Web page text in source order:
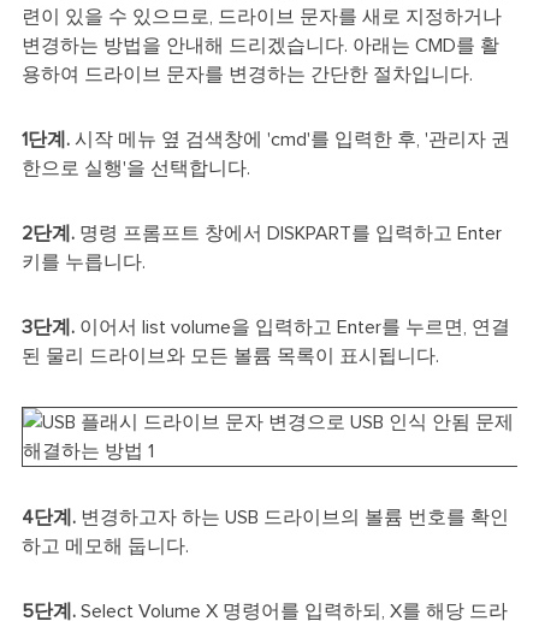
련이 있을 수 있으므로, 드라이브 문자를 새로 지정하거나
변경하는 방법을 안내해 드리겠습니다. 아래는 CMD를 활
용하여 드라이브 문자를 변경하는 간단한 절차입니다.
1단계.시작 메뉴 옆 검색창에 'cmd'를 입력한 후, '관리자 권
한으로 실행'을 선택합니다.
2단계.명령 프롬프트 창에서 DISKPART를 입력하고 Enter
키를 누릅니다.
3단계.이어서 list volume을 입력하고 Enter를 누르면, 연결
된 물리 드라이브와 모든 볼륨 목록이 표시됩니다.
4단계.변경하고자 하는 USB 드라이브의 볼륨 번호를 확인
하고 메모해 둡니다.
5단계.Select Volume X 명령어를 입력하되, X를 해당 드라